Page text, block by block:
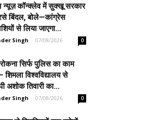
न्यूज़ कॉन्क्लेव में सुक्खू सरकार
बिंदल, बोले—कांग्रेस
से लिया जाएगा...
Singh - 07/08/2026 0
सिर्फ पुलिस का काम
शिमला विश्वविद्यालय से
अशोक तिवारी का...
Singh - 07/08/2026 0